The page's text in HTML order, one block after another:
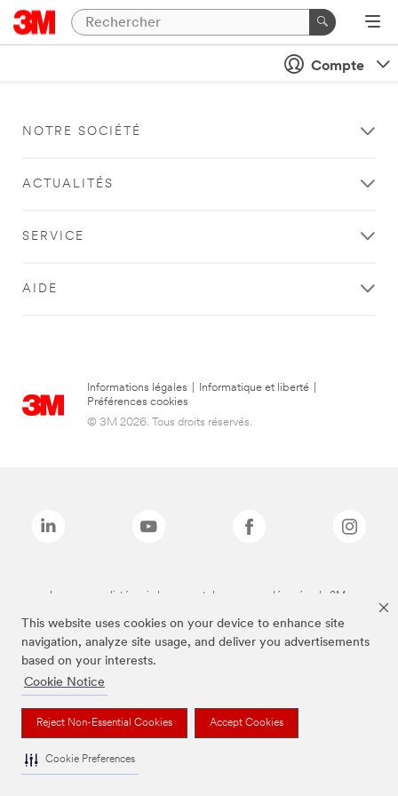
This website uses cookies on your device to enhance site
navigation, analyze site usage, and deliver you advertisements
based on your interests.
Cookie Notice
Reject Non-Essential Cookies Accept Cookies
Cookie Preferences
Compte
NOTRE SOCIÉTÉ
ACTUALITÉS
SERVICE
AIDE
Informations légales Informatique et liberté
Préférences cookies
© 3M 2026. Tous droits réservés.
Les marques listées ci-dessus sont des marques déposées de 3M.